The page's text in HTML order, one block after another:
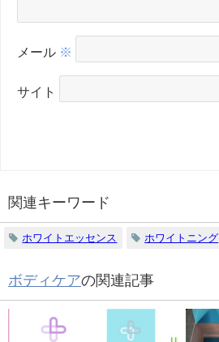
メール ※
サイト
関連キーワード
ホワイトエッセンス ホワイトニング
ボディケアの関連記事